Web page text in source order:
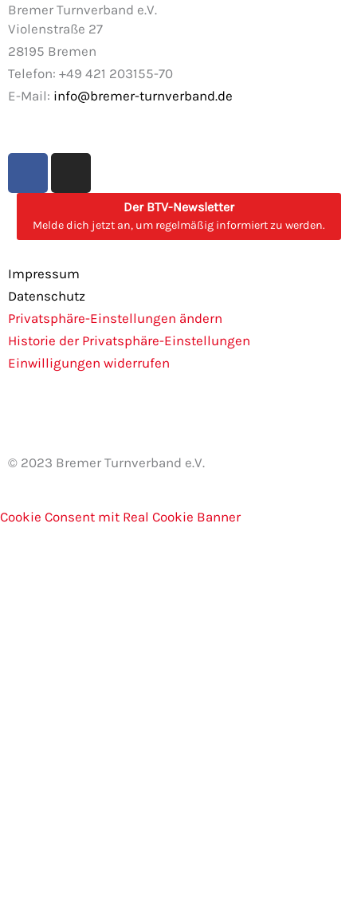
Bremer Turnverband e.V.
Violenstraße 27
28195 Bremen
Telefon: +49 421 203155-70
E-Mail: info@bremer-turnverband.de
e
b
o
k
t
a
r
a
m
Der BTV-Newsletter
Melde dich jetzt an, um regelmäßig informiert zu werden.
Impressum
Datenschutz
Privatsphäre-Einstellungen ändern
Historie der Privatsphäre-Einstellungen
Einwilligungen widerrufen
© 2023 Bremer Turnverband e.V.
Cookie Consent mit Real Cookie Banner